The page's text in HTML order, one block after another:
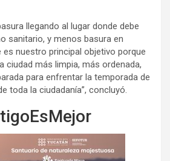
llegando al lugar donde debe
sanitario, y menos basura en
nuestro principal objetivo porque
ciudad más limpia, más ordenada,
para enfrentar la temporada de
toda la ciudadanía”, concluyó.